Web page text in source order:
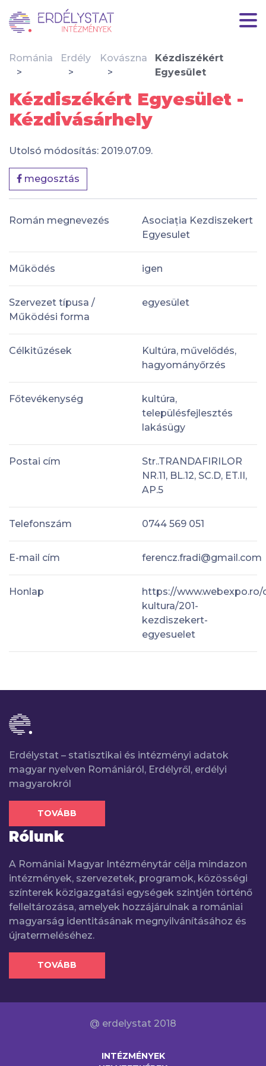
Románia Erdély Kovászna
Kézdiszékért
Egyesület
Kézdiszékért Egyesület -
Kézdivásárhely
Utolsó módosítás: 2019.07.09.
megosztás
Román megnevezés
Asociația Kezdiszekert
Egyesulet
Működés igen
Szervezet típusa /
Működési forma
egyesület
Célkitűzések
Kultúra, művelődés,
hagyományőrzés
Főtevékenység
kultúra,
településfejlesztés
lakásügy
Postai cím
Str..TRANDAFIRILOR
NR.11, BL.12, SC.D, ET.II,
AP.5
Telefonszám 0744 569 051
E-mail cím ferencz.fradi@gmail.com
Honlap
https://
kultura/201-
kezdiszekert-
egyesuelet
Erdélystat – statisztikai és intézményi adatok
magyar nyelven Romániáról, Erdélyről, erdélyi
magyarokról
TOVÁBB
Rólunk
A Romániai Magyar Intézménytár célja mindazon
intézmények, szervezetek, programok, közösségi
színterek közigazgatási egységek szintjén történő
felleltározása, amelyek hozzájárulnak a romániai
magyarság identitásának megnyilvánításához és
újratermeléséhez.
TOVÁBB
@ erdelystat 2018
INTÉZMÉNYEK